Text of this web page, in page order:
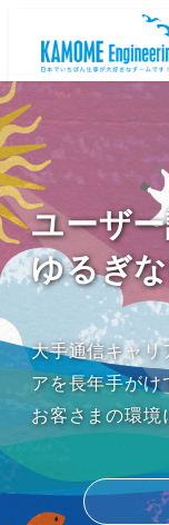
ユーザ
ゆるぎ
大手通信キャリ
アを長年手がけ
お客さまの環境